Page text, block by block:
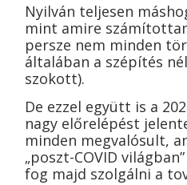
Nyilván teljesen
mint amire
persze nem minden
általában a szépítés
szokott).
De ezzel együtt is a
nagy előrelépést
minden megvalósult,
„poszt-COVID
fog majd szolgálni a